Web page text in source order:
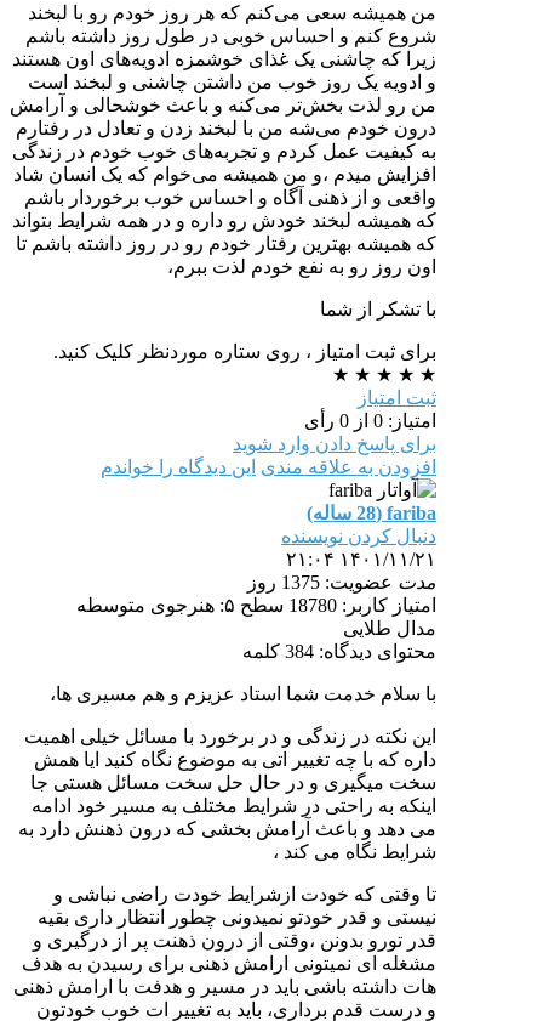
من همیشه سعی می‌کنم که هر روز خودم رو با لبخند
شروع کنم و احساس خوبی در طول روز داشته باشم
زیرا که چاشنی یک غذای خوشمزه ادویه‌های اون هستند
و ادویه یک روز خوب من داشتن چاشنی و لبخند است
من رو لذت بخش‌تر می‌کنه و باعث خوشحالی و آرامش
درون خودم می‌شه من با لبخند زدن و تعادل در رفتارم
به کیفیت عمل کردم و تجربه‌های خوب خودم در زندگی
افزایش میدم ،و من همیشه می‌خوام که یک انسان شاد
واقعی و از ذهنی آگاه و احساس خوب برخوردار باشم
که همیشه لبخند خودش رو داره و در همه شرایط بتواند
که همیشه بهترین رفتار خودم رو در روز داشته باشم تا
اون روز رو به نفع خودم لذت ببرم،
با تشکر از شما
برای ثبت امتیاز ، روی ستاره موردنظر کلیک کنید.
★
★
★
★
★
ثبت امتیاز
امتیاز: 0 از 0 رأی
برای پاسخ دادن وارد شوید
افزودن به علاقه مندی این دیدگاه را خواندم
fariba (28 ساله)
دنبال کردن نویسنده
۱۴۰۱/۱۱/۲۱ ۲۱:۰۴
مدت عضویت: 1375 روز
امتیاز کاربر: 18780
سطح ۵: هنرجوی متوسطه
مدال طلایی
محتوای دیدگاه: 384 کلمه
با سلام خدمت شما استاد عزیزم و هم مسیری ها،
این نکته در زندگی و در برخورد با مسائل خیلی اهمیت
داره که با چه تغییر اتی به موضوع نگاه کنید ایا همش
سخت میگیری و در حال حل سخت مسائل هستی جا
اینکه به راحتی در شرایط مختلف به مسیر خود ادامه
می دهد و باعث آرامش بخشی که درون ذهنش دارد به
شرایط نگاه می کند ،
تا وقتی که خودت ازشرایط خودت راضی نباشی و
نیستی و قدر خودتو نمیدونی چطور انتظار داری بقیه
قدر تورو بدونن ،وقتی از درون ذهنت پر از درگیری و
مشغله ای نمیتونی ارامش ذهنی برای رسیدن به هدف
هات داشته باشی باید در مسیر و هدفت با ارامش ذهنی
و درست قدم برداری، باید به تغییر ات خوب خودتون